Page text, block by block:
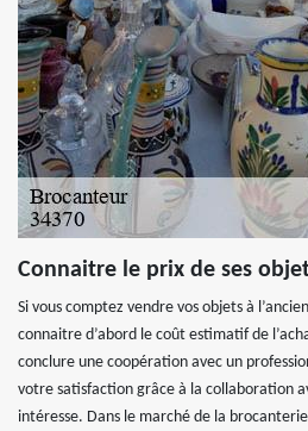
Connaitre le prix de ses
Si vous comptez vendre vos objets à
connaitre d’abord le coût estimatif de
conclure une coopération avec un
votre satisfaction grâce à la collaboration
intéresse. Dans le marché de la